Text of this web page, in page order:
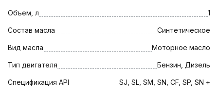
Объем, л 1
Состав масла Синтетическое
Вид масла Моторное масло
Тип двигателя Бензин, Дизель
Спецификация API SJ, SL, SM, SN, CF, SP, SN +